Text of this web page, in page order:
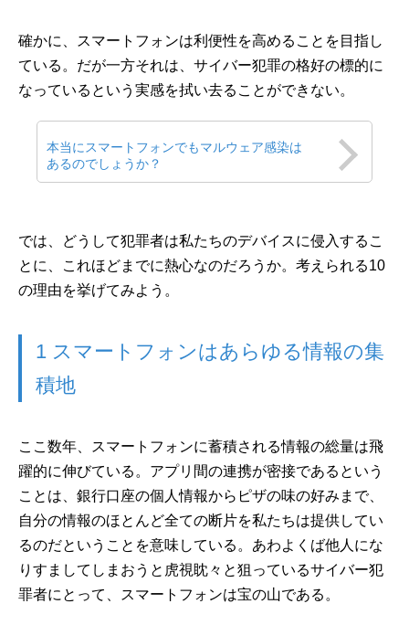
確かに、スマートフォンは利便性を高めることを目指し
ている。だが一方それは、サイバー犯罪の格好の標的に
なっているという実感を拭い去ることができない。
本当にスマートフォンでもマルウェア感染は
あるのでしょうか？
では、どうして犯罪者は私たちのデバイスに侵入するこ
とに、これほどまでに熱心なのだろうか。考えられる10
の理由を挙げてみよう。
1 スマートフォンはあらゆる情報の集
積地
ここ数年、スマートフォンに蓄積される情報の総量は飛
躍的に伸びている。アプリ間の連携が密接であるという
ことは、銀行口座の個人情報からピザの味の好みまで、
自分の情報のほとんど全ての断片を私たちは提供してい
るのだということを意味している。あわよくば他人にな
りすましてしまおうと虎視眈々と狙っているサイバー犯
罪者にとって、スマートフォンは宝の山である。